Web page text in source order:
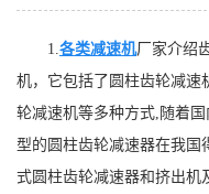
1.各类减速机厂家介绍
机，它包括了圆柱齿轮减
轮减速机等多种方式,随着
型的圆柱齿轮减速器在我国
式圆柱齿轮减速器和挤出机